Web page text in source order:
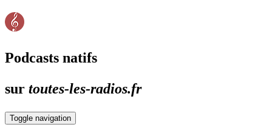
Podcasts natifs
sur toutes-les-radios.fr
Toggle navigation